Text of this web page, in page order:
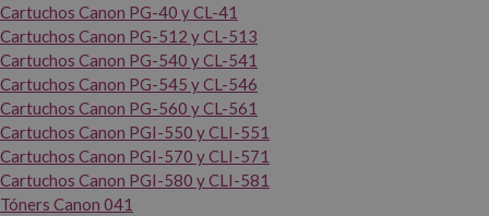
Cartuchos Canon PG-40 y CL-41
Cartuchos Canon PG-512 y CL-513
Cartuchos Canon PG-540 y CL-541
Cartuchos Canon PG-545 y CL-546
Cartuchos Canon PG-560 y CL-561
Cartuchos Canon PGI-550 y CLI-551
Cartuchos Canon PGI-570 y CLI-571
Cartuchos Canon PGI-580 y CLI-581
Tóners Canon 041